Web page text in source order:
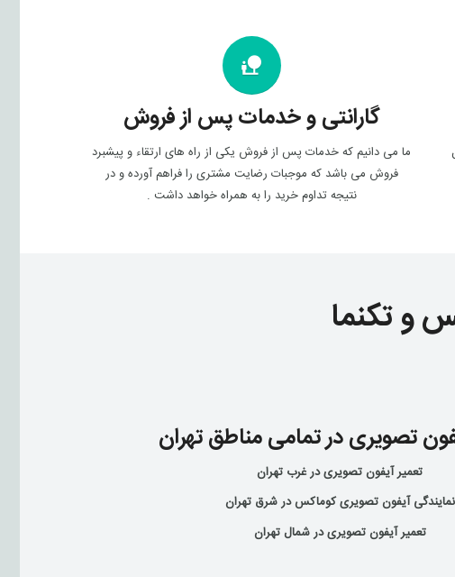
nature_people
گارانتی و خدمات پس از فروش
ما می دانیم که خدمات پس از فروش یکی از راه های ارتقاء و پیشبرد
فروش می باشد که موجبات رضایت مشتری را فراهم آورده و در
نتیجه تداوم خرید را به همراه خواهد داشت .
و تکنما
تصویری در تمامی مناطق تهران
تعمیر آیفون تصویری در غرب تهران
نمایندگی آیفون تصویری کوماکس در شرق تهران
تعمیر آیفون تصویری در شمال تهران